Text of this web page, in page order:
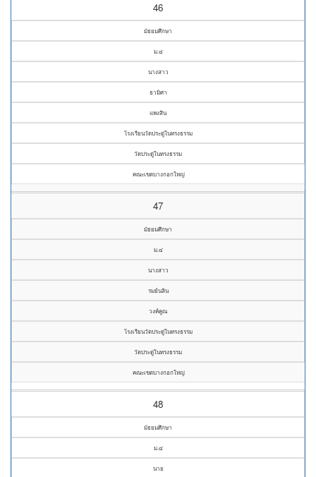
46
มัธยมศึกษา
ม.๔
นางสาว
ธามิศา
แพงสิน
โรงเรียนวัดประดู่ในทรงธรรม
วัดประดู่ในทรงธรรม
คณะเขตบางกอกใหญ่
47
มัธยมศึกษา
ม.๔
นางสาว
รมย์นลิน
วงค์คูณ
โรงเรียนวัดประดู่ในทรงธรรม
วัดประดู่ในทรงธรรม
คณะเขตบางกอกใหญ่
48
มัธยมศึกษา
ม.๔
นาย